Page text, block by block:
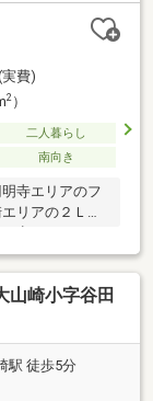
費)
2）
二人暮らし
南向き
寺エリアのフ
リアの２ＬＤ
点セパレート
山崎小字谷田
駅 徒歩5分